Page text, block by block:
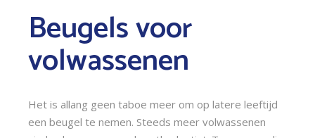
Beugels voor
volwassenen
Het is allang geen taboe meer om op latere leeftijd
een beugel te nemen. Steeds meer volwassenen